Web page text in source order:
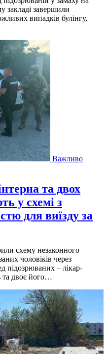
закладі завершили
випадків булінгу,
Важливо
та двох
у схемі з
для виїзду за
схему незаконного
чоловіків через
підозрюваних – лікар-
та двоє його…